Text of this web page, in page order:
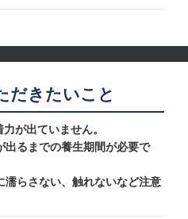
だきたいこと
が出ていません。
出るまでの養生期間が必要で
濡らさない、触れないなど注意